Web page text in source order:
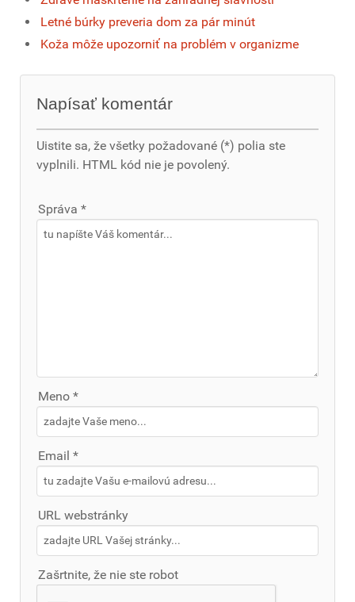
Letné búrky preveria dom za pár minút
Koža môže upozorniť na problém v organizme
Napísať komentár
Uistite sa, že všetky požadované (*) polia ste
vyplnili. HTML kód nie je povolený.
Správa *
Meno *
Email *
URL webstránky
Zašrtnite, že nie ste robot